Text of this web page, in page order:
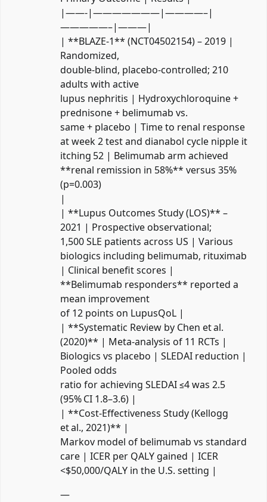
|——-|———————|————–|
—————–|———|
| **BLAZE‑1** (NCT04502154) – 2019 |
Randomized,
double‑blind, placebo‑controlled; 210
adults with active
lupus nephritis | Hydroxychloroquine +
prednisone + belimumab vs.
same + placebo | Time to renal response
atweek 2 test and dianabol cycle nipple it
itching 52 | Belimumab arm achieved
**renal remission in 58%** versus 35%
(p=0.003)
|
| **Lupus Outcomes Study (LOS)** –
2021 | Prospective observational;
1,500 SLE patients across US | Various
biologics including belimumab, rituximab
| Clinical benefit scores |
**Belimumab responders** reported a
mean improvement
of 12 points on LupusQoL |
| **Systematic Review by Chen et al.
(2020)** | Meta‑analysis of 11 RCTs |
Biologics vs placebo | SLEDAI reduction |
Pooled odds
ratio for achieving SLEDAI ≤4 was 2.5
(95% CI 1.8–3.6) |
| **Cost‑Effectiveness Study (Kellogg
et al., 2021)** |
Markov model of belimumab vs standard
care | ICER per QALY gained | ICER
<$50,000/QALY in the U.S. setting |
—